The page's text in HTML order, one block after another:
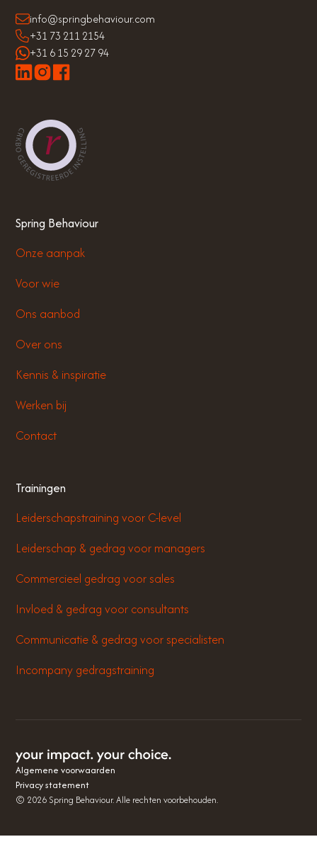
info@springbehaviour.com
+31 73 211 2154
+31 6 15 29 27 94
Spring Behaviour
Onze aanpak
Voor wie
Ons aanbod
Over ons
Kennis & inspiratie
Werken bij
Contact
Trainingen
Leiderschapstraining voor C-level
Leiderschap & gedrag voor managers
Commercieel gedrag voor sales
Invloed & gedrag voor consultants
Communicatie & gedrag voor specialisten
Incompany gedragstraining
© 2026 Spring Behaviour. Alle rechten voorbehouden.
Algemene voorwaarden
Privacy statement